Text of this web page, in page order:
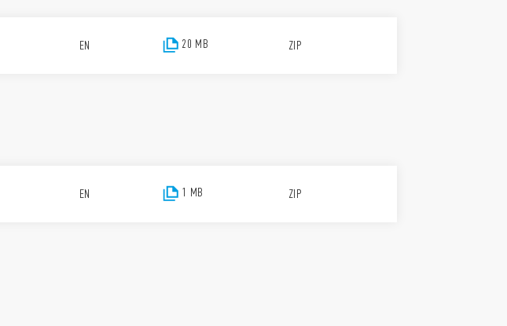
EN 20 MB ZIP
EN 1 MB ZIP